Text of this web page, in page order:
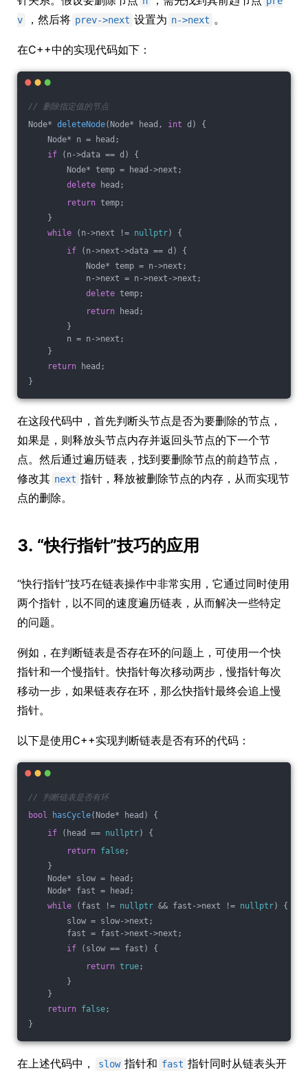
v
，然后将 prev->next 设置为 n->next 。
在C++中的实现代码如下：
// 删除指定值的节点
Node* deleteNode(Node* head, int d)
{
Node* n = head;
if (n->data == d) {
Node* temp = head->next;
delete head;
return temp;
}
while (n->next != nullptr) {
if (n->next->data == d) {
Node* temp = n->next;
n->next = n->next->next;
delete temp;
return head;
}
n = n->next;
}
return head;
}
在这段代码中，首先判断头节点是否为要删除的节点，
如果是，则释放头节点内存并返回头节点的下一个节
点。然后通过遍历链表，找到要删除节点的前趋节点，
修改其 next 指针，释放被删除节点的内存，从而实现节
点的删除。
3. “快行指针”技巧的应用
“快行指针”技巧在链表操作中非常实用，它通过同时使用
两个指针，以不同的速度遍历链表，从而解决一些特定
的问题。
例如，在判断链表是否存在环的问题上，可使用一个快
指针和一个慢指针。快指针每次移动两步，慢指针每次
移动一步，如果链表存在环，那么快指针最终会追上慢
指针。
以下是使用C++实现判断链表是否有环的代码：
// 判断链表是否有环
bool
hasCycle(Node* head)
{
if (head == nullptr) {
return false;
}
Node* slow = head;
Node* fast = head;
while (fast != nullptr && fast->next != nullptr) {
slow = slow->next;
fast = fast->next->next;
if (slow == fast) {
return true;
}
}
return false;
}
在上述代码中， slow 指针和 fast 指针同时从链表头开